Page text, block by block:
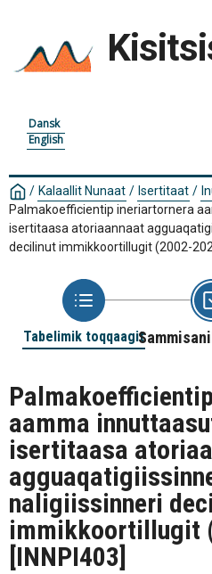
Dansk
English
/ Kalaallit Nunaat / Isertitaat /
Palmakoefficientip ineriartornera
isertitaasa atoriaannaat
decilinut immikkoortillugit (2002-
Tabelimik toqqaagit
aamma
isertitaasa
naligiissinneri
immikkoortillugit
[INNPI403]